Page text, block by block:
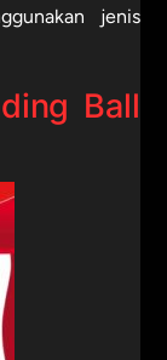
jenis
Ball